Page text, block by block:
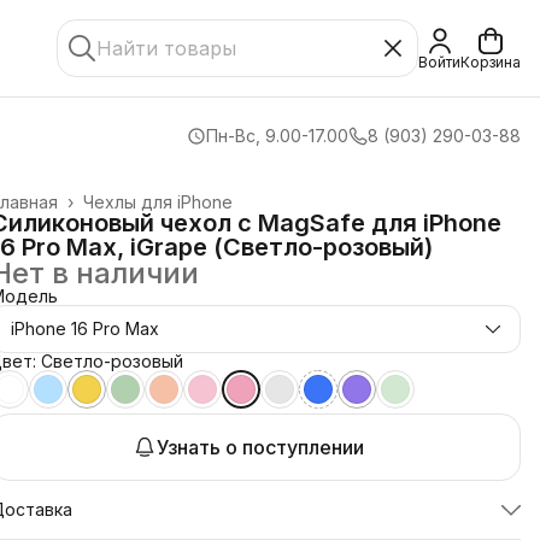
ВойтиКорзина
Пн-Вс, 9.00-17.00 8 (903) 290-03-88
Чехлы для iPhone
›
чехол с MagSafe для iPhone
Pro Max, iGrape (Светло-розовый)
в наличии
iPhone 16 Pro Max
Светло-розовый
Узнать о поступлении